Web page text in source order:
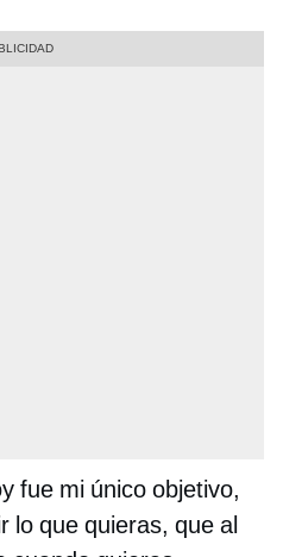
fue mi único objetivo,
lo que quieras, que al